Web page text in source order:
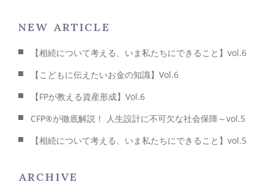
NEW ARTICLE
【相続について考える、いま私たちにできること】vol.6
【こどもに伝えたいお金の知識】Vol.6
【FPが教える資産形成】Vol.6
CFP®が徹底解説！ 人生設計に不可欠な社会保障～vol.5
【相続について考える、いま私たちにできること】vol.5
ARCHIVE